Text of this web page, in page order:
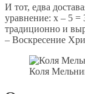
И тот, едва
уравнение: х – 5 =
традиционно и
– Воскресение
Коля